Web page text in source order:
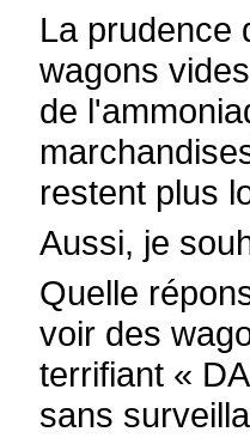
La prudence
wagons
de
restent plus
Aussi, je
Quelle
voir des
terrifiant «
sans